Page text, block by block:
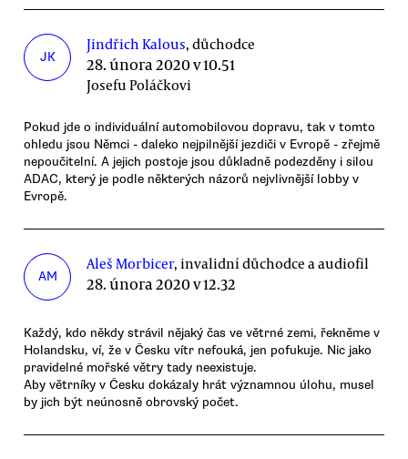
JK
Jindřich Kalous, důchodce
28. února 2020 v 10.51
Josefu Poláčkovi
Pokud jde o individuální automobilovou dopravu, tak v tomto
ohledu jsou Němci - daleko nejpilnější jezdiči v Evropě - zřejmě
nepoučitelní. A jejich postoje jsou důkladně podezděny i silou
ADAC, který je podle některých názorů nejvlivnější lobby v
Evropě.
AM
Aleš Morbicer, invalidní důchodce a audiofil
28. února 2020 v 12.32
Každý, kdo někdy strávil nějaký čas ve větrné zemi, řekněme v
Holandsku, ví, že v Česku vítr nefouká, jen pofukuje. Nic jako
pravidelné mořské větry tady neexistuje.
Aby větrníky v Česku dokázaly hrát významnou úlohu, musel
by jich být neúnosně obrovský počet.